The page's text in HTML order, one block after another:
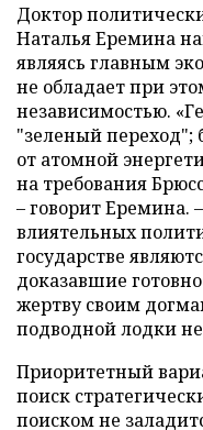
Доктор
Наталья Еремина
являясь главным
не обладает при
независимостью.
"зеленый переход";
от атомной
на требования
– говорит Еремина.
влиятельных
государстве
доказавшие
жертву своим
подводной лодки не
Приоритетный
поиск
поиском не